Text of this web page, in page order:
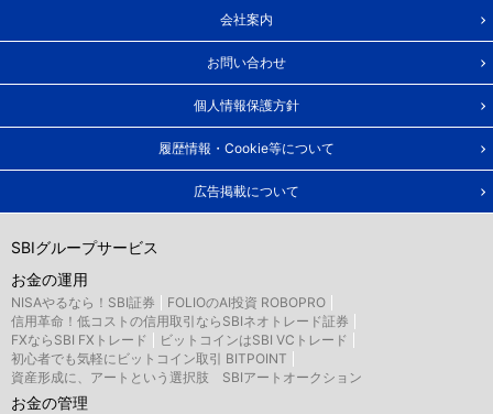
会社案内
お問い合わせ
個人情報保護方針
履歴情報・Cookie等について
広告掲載について
SBIグループサービス
お金の運用
NISAやるなら！SBI証券
FOLIOのAI投資 ROBOPRO
信用革命！低コストの信用取引ならSBIネオトレード証券
FXならSBI FXトレード
ビットコインはSBI VCトレード
初心者でも気軽にビットコイン取引 BITPOINT
資産形成に、アートという選択肢 SBIアートオークション
お金の管理